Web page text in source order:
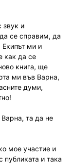
звук и
се справим, да
ми и
как да се
книга, ще
ми във Варна,
думи,
та да не
мое участие и
и така